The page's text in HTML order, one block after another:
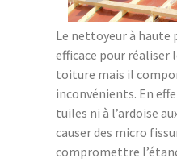
Le nettoyeur à haute
efficace pour réaliser
toiture mais il
inconvénients. En
tuiles ni à l’ardoise
causer des micro
compromettre